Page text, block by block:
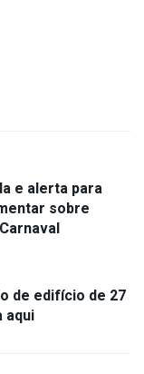
e alerta para
sobre
de edifício de 27
aqui